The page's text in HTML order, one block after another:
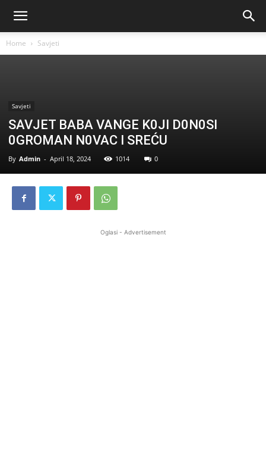
Home Savjeti
Savjeti
SAVJET BABA VANGE K0JI D0N0SI
0GROMAN N0VAC I SREĆU
By Admin - April 18, 2024 1014 0
Oglasi - Advertisement